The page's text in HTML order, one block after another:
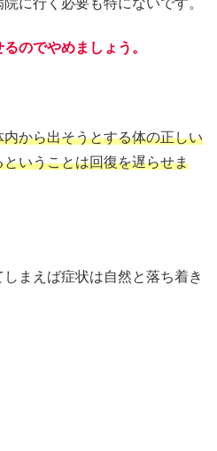
のでやめましょう。
から出そうとする体の正しい
いうことは回復を遅らせま
まえば症状は自然と落ち着き